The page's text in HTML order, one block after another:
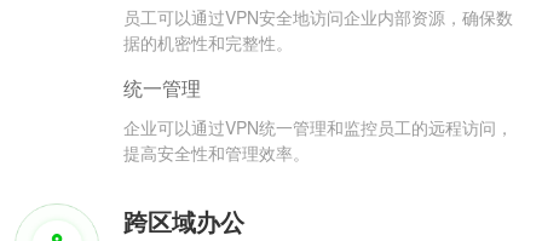
员工可以通过VPN安全地访问企业内部资源，确保数
据的机密性和完整性。
统一管理
企业可以通过VPN统一管理和监控员工的远程访问，
提高安全性和管理效率。
跨区域办公